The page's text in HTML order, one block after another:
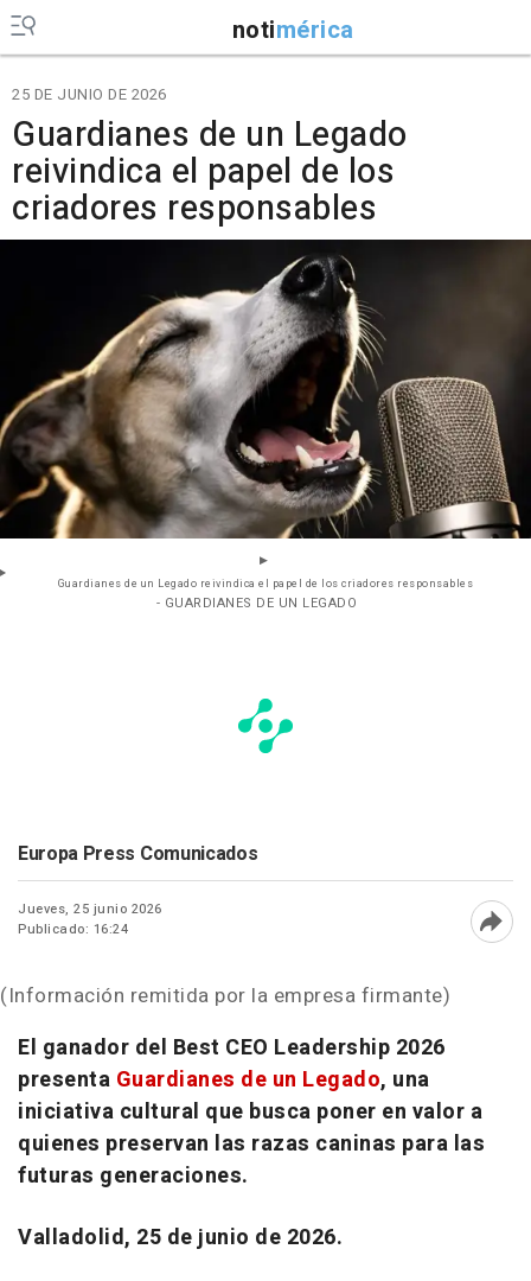
notimérica
25 DE JUNIO DE 2026
Guardianes de un Legado
reivindica el papel de los
criadores responsables
Guardianes de un Legado reivindica el papel de los criadores responsables
- GUARDIANES DE UN LEGADO
Europa Press Comunicados
Jueves, 25 junio 2026
Publicado: 16:24
(Información remitida por la empresa firmante)
El ganador del Best CEO Leadership 2026
presenta Guardianes de un Legado, una
iniciativa cultural que busca poner en valor a
quienes preservan las razas caninas para las
futuras generaciones.
Valladolid, 25 de junio de 2026.